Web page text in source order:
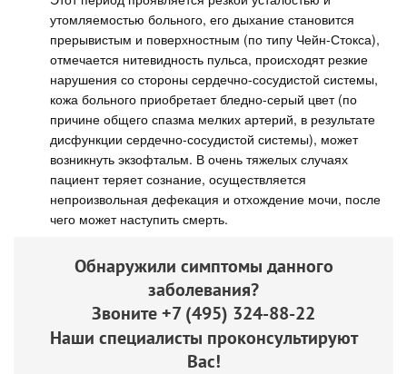
утомляемостью больного, его дыхание становится
прерывистым и поверхностным (по типу Чейн-Стокса),
отмечается нитевидность пульса, происходят резкие
нарушения со стороны сердечно-сосудистой системы,
кожа больного приобретает бледно-серый цвет (по
причине общего спазма мелких артерий, в результате
дисфункции сердечно-сосудистой системы), может
возникнуть экзофтальм. В очень тяжелых случаях
пациент теряет сознание, осуществляется
непроизвольная дефекация и отхождение мочи, после
чего может наступить смерть.
Обнаружили симптомы данного
заболевания?
Звоните+7 (495) 324-88-22
Наши специалисты проконсультируют
Вас!